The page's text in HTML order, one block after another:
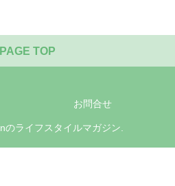
PAGE TOP
お問合せ
ライフスタイルマガジン.